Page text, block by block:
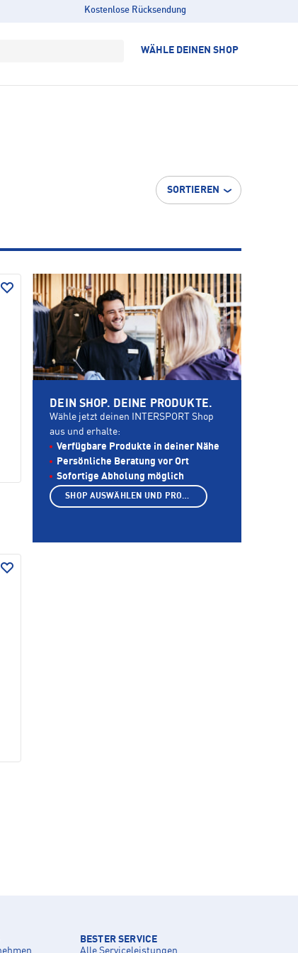
Kostenlose Rücksendung
WÄHLE DEINEN SHOP
SORTIEREN
DEIN SHOP. DEINE PRODUKTE.
Wähle jetzt deinen INTERSPORT Shop
aus und erhalte:
Verfügbare Produkte in deiner Nähe
Persönliche Beratung vor Ort
Sofortige Abholung möglich
SHOP AUSWÄHLEN UND PRODUKTE ANZEIGEN
BESTER SERVICE